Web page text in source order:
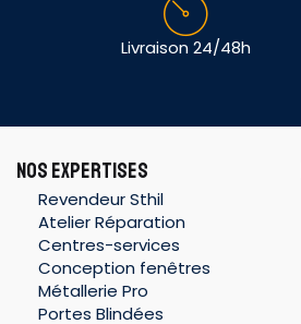
Livraison 24/48h
NOS EXPERTISES
Revendeur Sthil
Atelier Réparation
Centres-services
Conception fenêtres
Métallerie Pro
Portes Blindées